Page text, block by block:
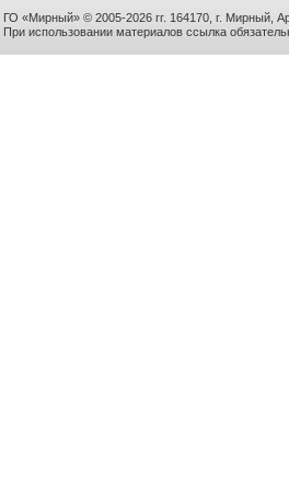
ГО «Мирный» © 2005-2026 гг. 164170, г. Мирный,
При использовании материалов ссылка